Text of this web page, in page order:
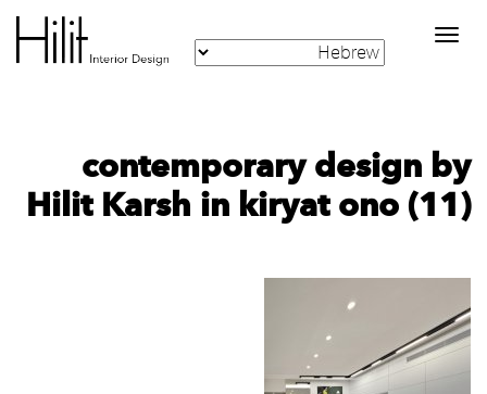
Toggle
navigation
contemporary design by
Hilit Karsh in kiryat ono (11)